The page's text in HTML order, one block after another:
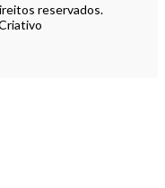
reservados.